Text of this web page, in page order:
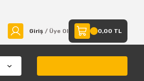
Giriş / Üye Ol 0,00 TL